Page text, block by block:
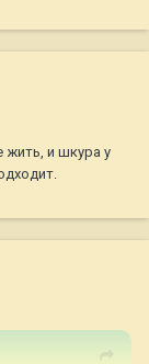
жить, и шкура у